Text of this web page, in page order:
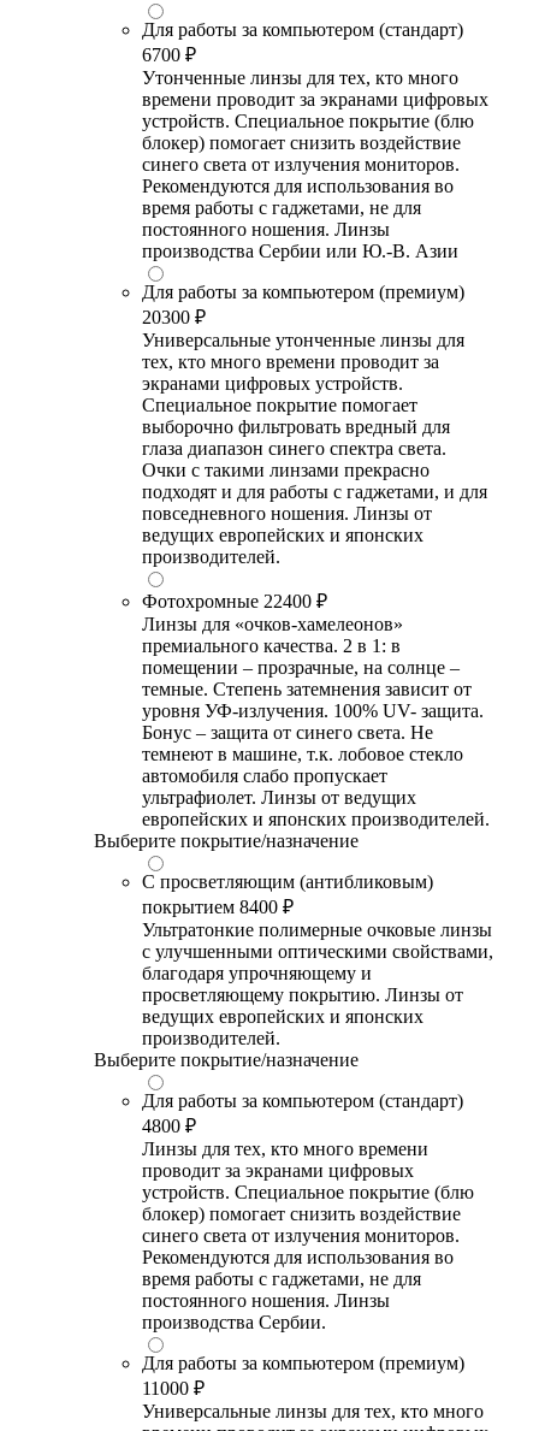
Для работы за компьютером (стандарт)
6700 ₽
Утонченные линзы для тех, кто много
времени проводит за экранами цифровых
устройств. Специальное покрытие (блю
блокер) помогает снизить воздействие
синего света от излучения мониторов.
Рекомендуются для использования во
время работы с гаджетами, не для
постоянного ношения. Линзы
производства Сербии или Ю.-В. Азии
Для работы за компьютером (премиум)
20300 ₽
Универсальные утонченные линзы для
тех, кто много времени проводит за
экранами цифровых устройств.
Специальное покрытие помогает
выборочно фильтровать вредный для
глаза диапазон синего спектра света.
Очки с такими линзами прекрасно
подходят и для работы с гаджетами, и для
повседневного ношения. Линзы от
ведущих европейских и японских
производителей.
Фотохромные 22400 ₽
Линзы для «очков-хамелеонов»
премиального качества. 2 в 1: в
помещении – прозрачные, на солнце –
темные. Степень затемнения зависит от
уровня УФ-излучения. 100% UV- защита.
Бонус – защита от синего света. Не
темнеют в машине, т.к. лобовое стекло
автомобиля слабо пропускает
ультрафиолет. Линзы от ведущих
европейских и японских производителей.
Выберите покрытие/назначение
С просветляющим (антибликовым)
покрытием 8400 ₽
Ультратонкие полимерные очковые линзы
с улучшенными оптическими свойствами,
благодаря упрочняющему и
просветляющему покрытию. Линзы от
ведущих европейских и японских
производителей.
Выберите покрытие/назначение
Для работы за компьютером (стандарт)
4800 ₽
Линзы для тех, кто много времени
проводит за экранами цифровых
устройств. Специальное покрытие (блю
блокер) помогает снизить воздействие
синего света от излучения мониторов.
Рекомендуются для использования во
время работы с гаджетами, не для
постоянного ношения. Линзы
производства Сербии.
Для работы за компьютером (премиум)
11000 ₽
Универсальные линзы для тех, кто много